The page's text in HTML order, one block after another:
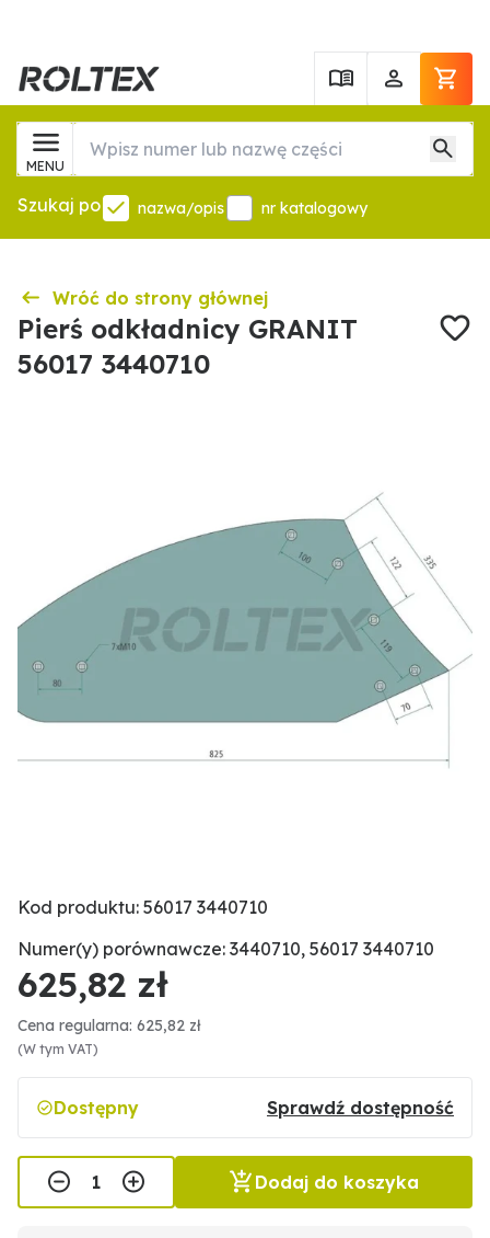
MENU
Szukaj po nazwa/opis nr katalogowy
Wróć do strony głównej
Pierś odkładnicy GRANIT
56017 3440710
Kod produktu: 56017 3440710
Numer(y) porównawcze: 3440710, 56017 3440710
625,82 zł
Cena regularna: 625,82 zł
(W tym VAT)
Dostępny Sprawdź dostępność
Dodaj do koszyka